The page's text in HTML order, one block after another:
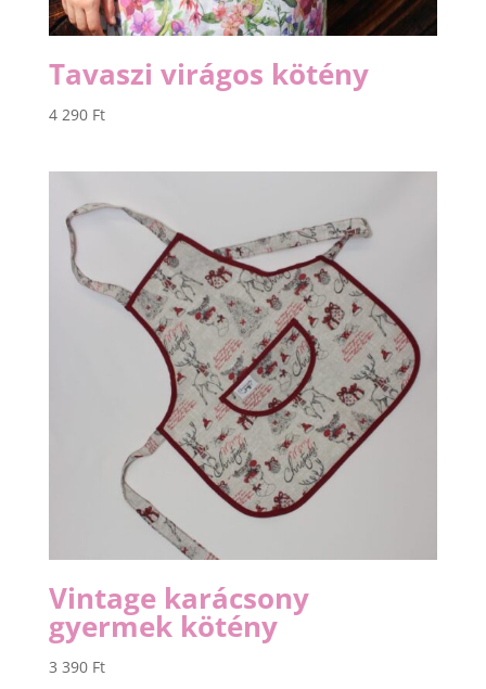
Tavaszi virágos kötény
4 290 Ft
Vintage karácsony
gyermek kötény
3 390 Ft